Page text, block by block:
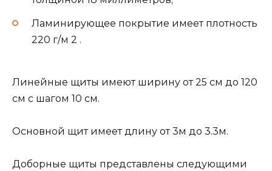
Ламинирующее покрытие имеет плотность
220 г/м 2 .
Линейные щиты имеют ширину от 25 см до 120
см с шагом 10 см.
Основной щит имеет длину от 3м до 3.3м.
Доборные щиты представлены следующими